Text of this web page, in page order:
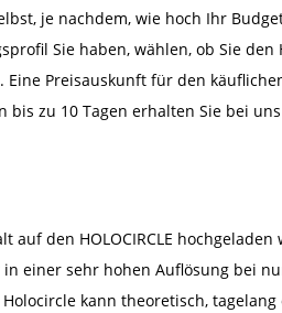
je nachdem, wie hoch Ihr
Sie haben, wählen, ob Sie den
Preisauskunft für den
zu 10 Tagen erhalten Sie bei
auf den HOLOCIRCLE hochgeladen
einer sehr hohen Auflösung bei
kann theoretisch, tagelang